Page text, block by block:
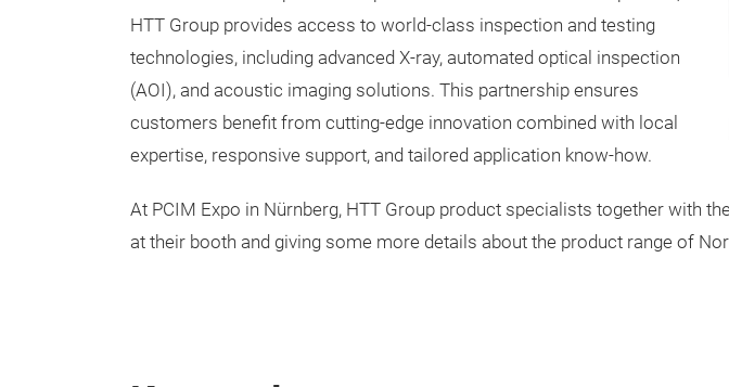
HTT Group provides access to world-class inspection and testing
technologies, including advanced X-ray, automated optical inspection
(AOI), and acoustic imaging solutions. This partnership ensures
customers benefit from cutting-edge innovation combined with local
expertise, responsive support, and tailored application know-how.
At PCIM Expo in Nürnberg, HTT Group product specialists together with
at their booth and giving some more details about the product range of